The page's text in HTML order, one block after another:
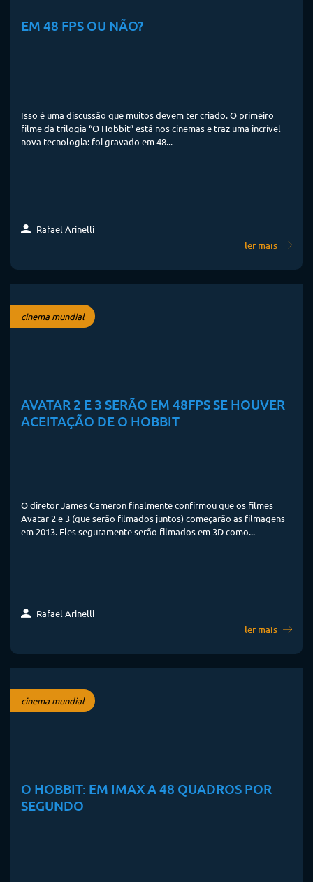
EM 48 FPS OU NÃO?
Isso é uma discussão que muitos devem ter criado. O primeiro
filme da trilogia “O Hobbit” está nos cinemas e traz uma incrível
nova tecnologia: foi gravado em 48...
Rafael Arinelli
ler mais
cinema mundial
AVATAR 2 E 3 SERÃO EM 48FPS SE HOUVER
ACEITAÇÃO DE O HOBBIT
O diretor James Cameron finalmente confirmou que os filmes
Avatar 2 e 3 (que serão filmados juntos) começarão as filmagens
em 2013. Eles seguramente serão filmados em 3D como...
Rafael Arinelli
ler mais
cinema mundial
O HOBBIT: EM IMAX A 48 QUADROS POR
SEGUNDO